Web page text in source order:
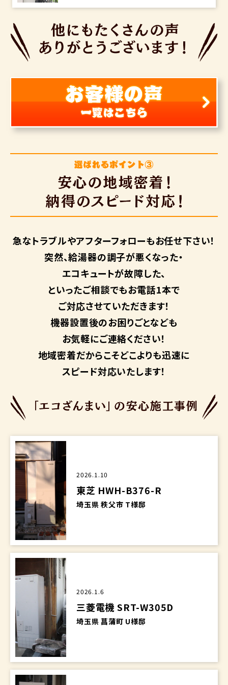
急なトラブルやアフターフォローもお任せ下さい！
突然、給湯器の調子が悪くなった・
エコキュートが故障した、
といったご相談でもお電話1本で
ご対応させていただきます！
機器設置後のお困りごとなども
お気軽にご連絡ください！
地域密着だからこそどこよりも迅速に
スピード対応いたします！
2026.1.10
東芝 HWH-B376-R
埼玉県 秩父市 T様邸
2026.1.6
三菱電機 SRT-W305D
埼玉県 菖蒲町 U様邸